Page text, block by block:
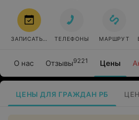
О нас Отзывы9221 Цены
ЗАПИСАТЬСЯ ТЕЛЕФОНЫ МАРШРУТ
ЦЕНЫ ДЛЯ ГРАЖДАН РБ